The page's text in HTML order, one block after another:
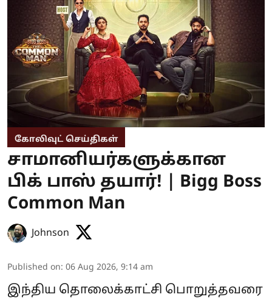
கோலிவுட் செய்திகள்
சாமானியர்களுக்கான
பிக் பாஸ் தயார்! | Bigg Boss
Common Man
Johnson
Published on: 06 Aug 2026, 9:14 am
இந்திய தொலைக்காட்சி பொறுத்தவரை